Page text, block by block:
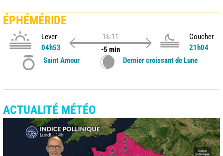
ÉPHÉMÉRIDE
Lever
04h53
16:11
-5 min
Coucher
21h04
Saint Amour
Dernier croissant de Lune
ACTUALITÉ MÉTÉO